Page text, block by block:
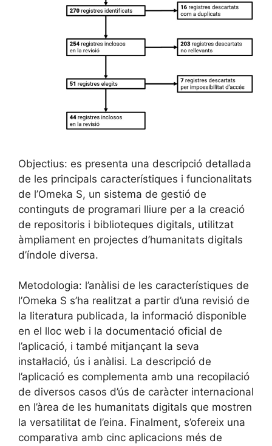
Objectius: es presenta una descripció detallada
de les principals característiques i funcionalitats
de l’Omeka S, un sistema de gestió de
continguts de programari lliure per a la creació
de repositoris i biblioteques digitals, utilitzat
àmpliament en projectes d’humanitats digitals
d’índole diversa.
Metodologia: l’anàlisi de les característiques de
l’Omeka S s’ha realitzat a partir d’una revisió de
la literatura publicada, la informació disponible
en el lloc web i la documentació oficial de
l’aplicació, i també mitjançant la seva
instal·lació, ús i anàlisi. La descripció de
l’aplicació es complementa amb una recopilació
de diversos casos d’ús de caràcter internacional
en l’àrea de les humanitats digitals que mostren
la versatilitat de l’eina. Finalment, s’ofereix una
comparativa amb cinc aplicacions més de